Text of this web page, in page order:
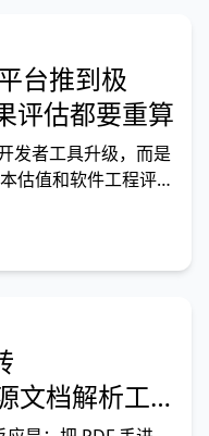
台推到极
评估都要重算
发者工具升级，而是
估值和软件工程评估
被曝借助 AWS
活动增长，正在让
文档解析工